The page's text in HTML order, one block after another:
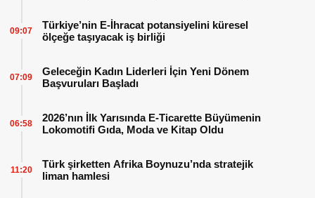
Türkiye’nin E-İhracat potansiyelini küresel
ölçeğe taşıyacak iş birliği
09:07
Geleceğin Kadın Liderleri İçin Yeni Dönem
Başvuruları Başladı
07:09
2026’nın İlk Yarısında E-Ticarette Büyümenin
Lokomotifi Gıda, Moda ve Kitap Oldu
06:58
Türk şirketten Afrika Boynuzu’nda stratejik
liman hamlesi
11:20